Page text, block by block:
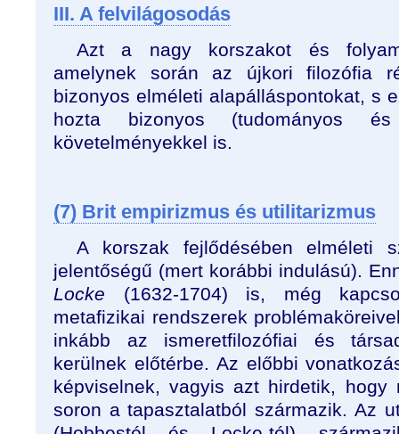
III. A felvilágosodás
Azt a nagy korszakot és
amelynek során az újkori filozófia
bizonyos elméleti alapálláspontokat, s
hozta bizonyos (tudományos
követelményekkel is.
(7) Brit empirizmus és utilitarizmus
A korszak fejlődésében elméleti
jelentőségű (mert korábbi indulású).
Locke (1632-1704) is, még
metafizikai rendszerek
inkább az ismeretfilozófiai és
kerülnek előtérbe. Az előbbi
képviselnek, vagyis azt hirdetik, hogy
soron a tapasztalatból származik. Az